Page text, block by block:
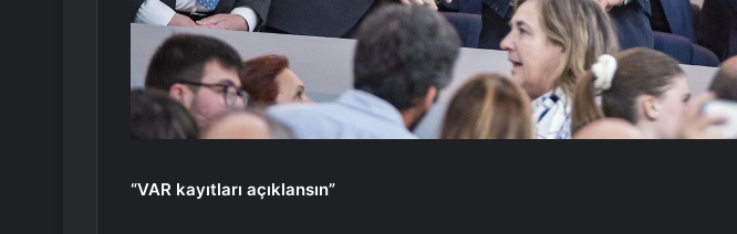
“VAR kayıtları açıklansın”